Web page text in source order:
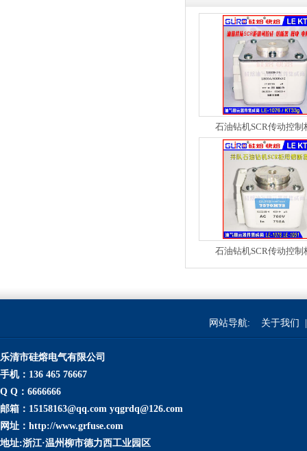
石油钻机SCR传动控制
石油钻机SCR传动控制
网站导航: 关于我们
乐清市硅熔电气有限公司
手机：136 465 76667
Q Q：6666666
邮箱：15158163@qq.com yqgrdq@126.com
网址：http://www.grfuse.com
地址:浙江·温州柳市德力西工业园区